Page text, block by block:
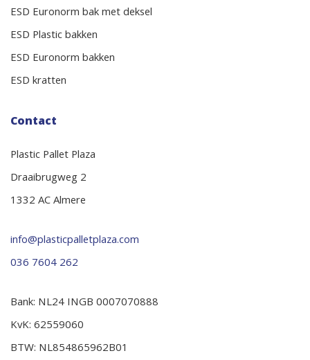
ESD Euronorm bak met deksel
ESD Plastic bakken
ESD Euronorm bakken
ESD kratten
Contact
Plastic Pallet Plaza
Draaibrugweg 2
1332 AC Almere
info@plasticpalletplaza.com
036 7604 262
Bank: NL24 INGB 0007070888
KvK: 62559060
BTW: NL854865962B01